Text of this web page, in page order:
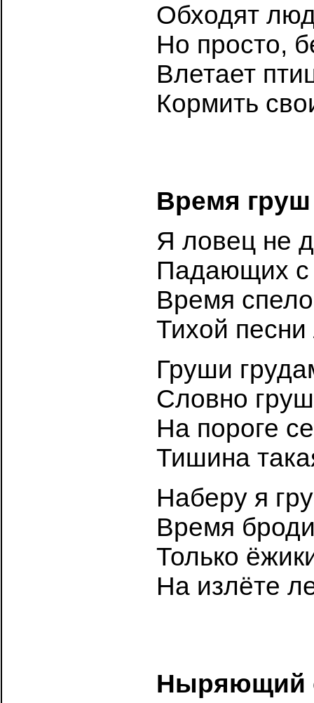
Обходят
Но просто,
Влетает
Кормить
Время груш
Я ловец не
Падающих с
Время
Тихой песни
Груши
Словно
На пороге
Тишина
Наберу я
Время
Только
На излёте
Ныряющий